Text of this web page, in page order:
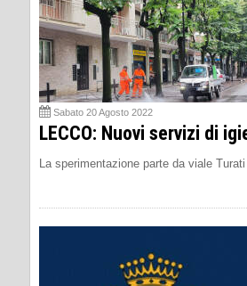
Sabato 20 Agosto 2022
LECCO: Nuovi servizi di
La sperimentazione parte da viale Turati